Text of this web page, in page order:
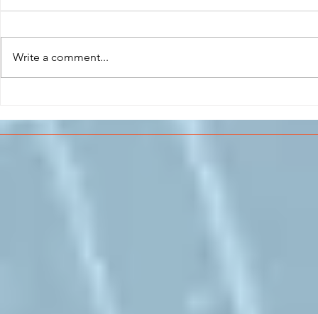
PERCORSO DI
FORMAZIONE SCUOLA
superiori
Write a comment...